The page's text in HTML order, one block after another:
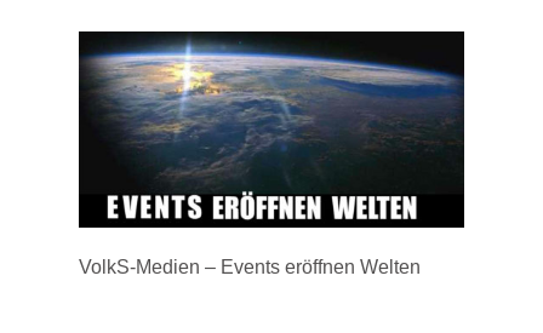
VolkS-Medien – Events eröffnen Welten